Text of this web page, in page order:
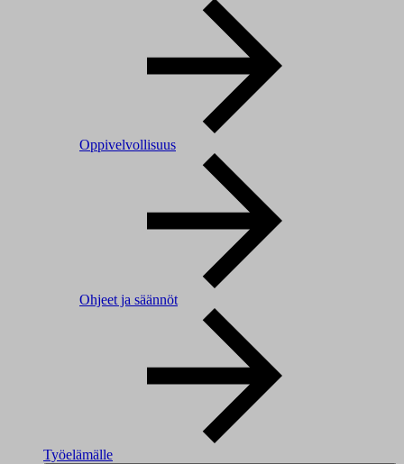
Oppivelvollisuus
Ohjeet ja säännöt
Työelämälle